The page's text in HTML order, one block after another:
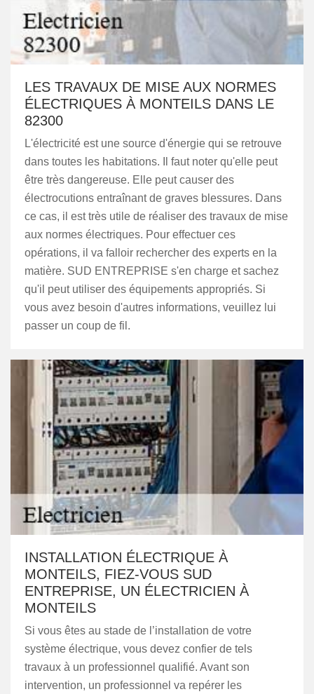
LES TRAVAUX DE MISE AUX NORMES
ÉLECTRIQUES À MONTEILS DANS LE
82300
L'électricité est une source d'énergie qui se retrouve
dans toutes les habitations. Il faut noter qu'elle peut
être très dangereuse. Elle peut causer des
électrocutions entraînant de graves blessures. Dans
ce cas, il est très utile de réaliser des travaux de mise
aux normes électriques. Pour effectuer ces
opérations, il va falloir rechercher des experts en la
matière. SUD ENTREPRISE s'en charge et sachez
qu'il peut utiliser des équipements appropriés. Si
vous avez besoin d'autres informations, veuillez lui
passer un coup de fil.
INSTALLATION ÉLECTRIQUE À
MONTEILS, FIEZ-VOUS SUD
ENTREPRISE, UN ÉLECTRICIEN À
MONTEILS
Si vous êtes au stade de l’installation de votre
système électrique, vous devez confier de tels
travaux à un professionnel qualifié. Avant son
intervention, un professionnel va repérer les